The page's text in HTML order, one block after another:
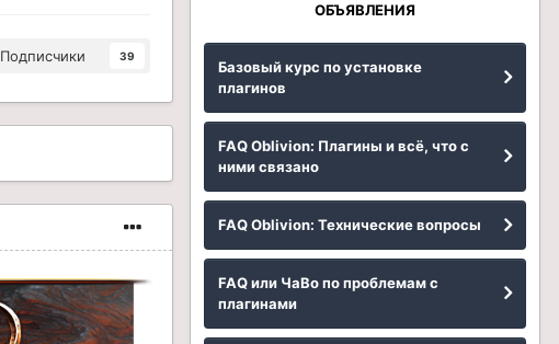
Подписчики 39
ОБЪЯВЛЕНИЯ
Базовый курс по установке
плагинов
FAQ Oblivion: Плагины и всё, что с
ними связано
FAQ Oblivion: Технические вопросы
FAQ или ЧаВо по проблемам с
плагинами